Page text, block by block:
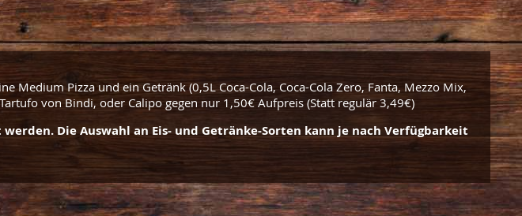
Pizza und ein Getränk (0,5L Coca-Cola, Coca-Cola Zero, Fanta, Mezzo Mix,
von Bindi, oder Calipo gegen nur 1,50€ Aufpreis (Statt regulär 3,49€)
Die Auswahl an Eis- und Getränke-Sorten kann je nach Verfügbarkeit